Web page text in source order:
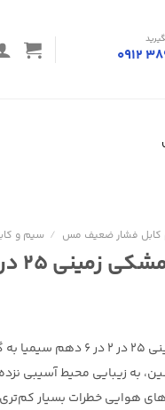
0912
فشار ضعیف مس / سیم و
در ۲ در ۶ دهم سیمیا
کابل مخابراتی مشکی
به زیبایی محیط آسیبی
هوایی خطرات بسیار